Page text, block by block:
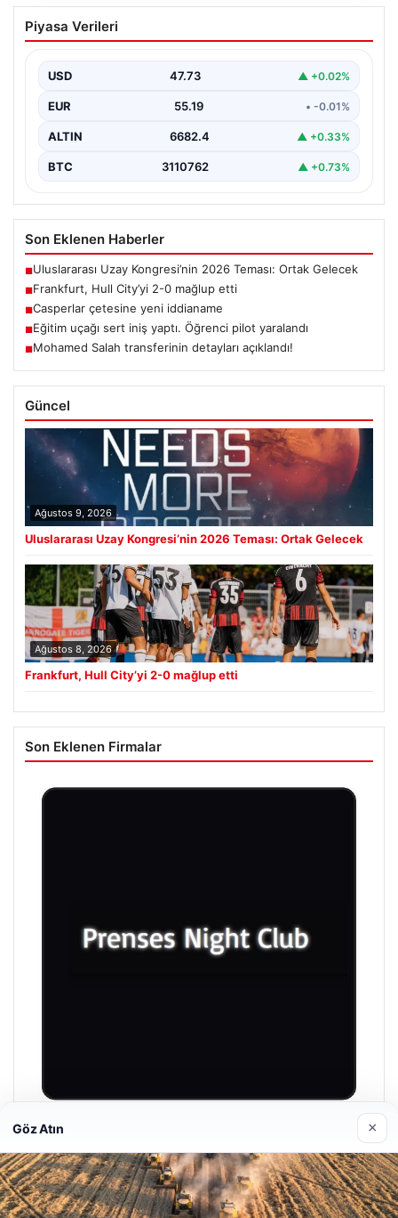
Frankfurt, Hull City’yi 2-0 mağlup etti
Almanya’nın köklü futbol kulüplerinden Eintracht
Piyasa Verileri
USD 47.73 ▲ +0.02%
EUR 55.19 • -0.01%
ALTIN 6682.4 ▲ +0.33%
BTC 3110762 ▲ +0.73%
Son Eklenen Haberler
■Uluslararası Uzay Kongresi’nin 2026 Teması: Ortak Gelecek
■Frankfurt, Hull City’yi 2-0 mağlup etti
■Casperlar çetesine yeni iddianame
■Eğitim uçağı sert iniş yaptı. Öğrenci pilot yaralandı
■Mohamed Salah transferinin detayları açıklandı!
Güncel
Ağustos 9, 2026
Uluslararası Uzay Kongresi’nin 2026 Teması: Ortak Gelecek
Ağustos 8, 2026
Frankfurt, Hull City’yi 2-0 mağlup etti
Son Eklenen Firmalar
Prenses Night Club
Nisan 29, 2026
Göz Atın ×